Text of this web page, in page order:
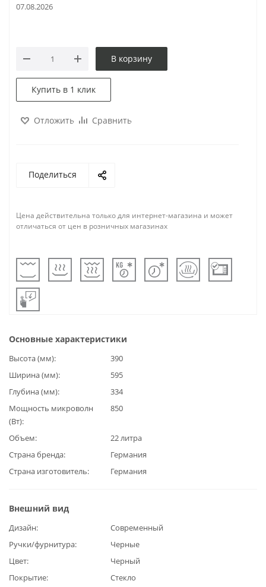
07.08.2026
В корзину
Купить в 1 клик
Отложить Сравнить
Поделиться
Цена действительна только для интернет-магазина и может
отличаться от цен в розничных магазинах
Основные характеристики
Высота (мм)
390
Ширина (мм)
595
Глубина (мм)
334
Мощность микроволн
(Вт)
850
Объем
22 литра
Страна бренда
Германия
Страна изготовитель
Германия
Внешний вид
Дизайн
Современный
Ручки/фурнитура
Черные
Цвет
Черный
Покрытие
Стекло